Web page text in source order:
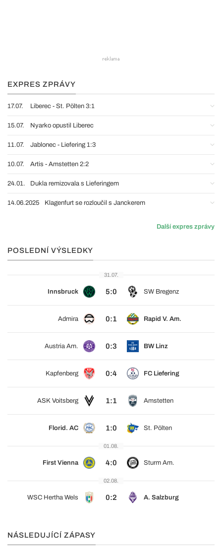
EXPRES ZPRÁVY
17.07. Liberec - St. Pölten 3:1
15.07. Nyarko opustil Liberec
11.07. Jablonec - Liefering 1:3
10.07. Artis - Amstetten 2:2
24.01. Dukla remizovala s Lieferingem
14.06.2025 Klagenfurt se rozloučil s Janckerem
Další expres zprávy
POSLEDNÍ VÝSLEDKY
31.07.
Innsbruck 5:0 SW Bregenz
Admira 0:1 Rapid V. Am.
Austria Am. 0:3 BW Linz
Kapfenberg 0:4 FC Liefering
ASK Voitsberg 1:1 Amstetten
Florid. AC 1:0 St. Pölten
01.08.
First Vienna 4:0 Sturm Am.
02.08.
WSC Hertha Wels 0:2 A. Salzburg
NÁSLEDUJÍCÍ ZÁPASY